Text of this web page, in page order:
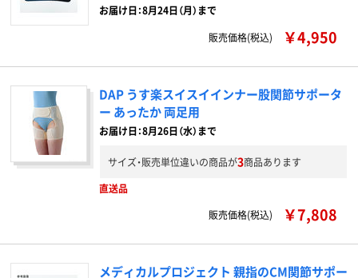
お届け日：8月24日（月）まで
販売価格(税込)
￥4,950
DAP うす楽スイスイインナー股関節サポータ
ー あったか 両足用
お届け日：8月26日（水）まで
サイズ・販売単位違いの商品が3商品あります
直送品
販売価格(税込)
￥7,808
メディカルプロジェクト 親指のCM関節サポー